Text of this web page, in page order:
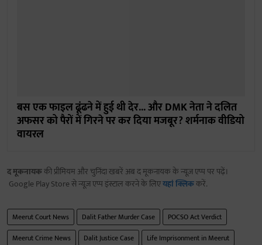
बस एक फाइल ढूंढने में हुई थी देर... और DMK नेता ने दलित
अफसर को पैरों में गिरने पर कर दिया मजबूर? शर्मनाक वीडियो
वायरल
द मूकनायककी प्रीमियम और चुनिंदा खबरें अब द मूकनायक के न्यूज़ एप्प पर पढ़ें।
Google Play Store से न्यूज़ एप्प इंस्टाल करने के लिएयहां क्लिककरें.
Meerut Court News Dalit Father Murder Case
POCSO Act Verdict
Meerut Crime News
Dalit Justice Case
Life Imprisonment in Meerut